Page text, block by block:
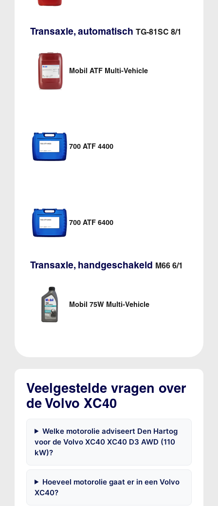
Transaxle, automatisch TG-81SC 8/1
Mobil ATF Multi-Vehicle
700 ATF 4400
700 ATF 6400
Transaxle, handgeschakeld M66 6/1
Mobil 75W Multi-Vehicle
Veelgestelde vragen over
de Volvo XC40
Welke motorolie adviseert Den Hartog
voor de Volvo XC40 XC40 D3 AWD (110
kW)?
Hoeveel motorolie gaat er in een Volvo
XC40?